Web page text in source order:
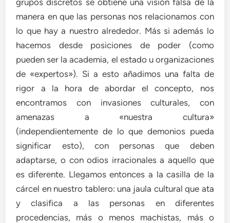
manera en que las personas nos relacionamos con
lo que hay a nuestro alrededor. Más si además lo
hacemos desde posiciones de poder (como
pueden ser la academia, el estado u organizaciones
de «expertos»). Si a esto añadimos una falta de
rigor a la hora de abordar el concepto, nos
encontramos con invasiones culturales, con
amenazas a «nuestra cultura»
(independientemente de lo que demonios pueda
significar esto), con personas que deben
adaptarse, o con odios irracionales a aquello que
es diferente. Llegamos entonces a la casilla de la
cárcel en nuestro tablero: una jaula cultural que ata
y clasifica a las personas en diferentes
procedencias, más o menos machistas, más o